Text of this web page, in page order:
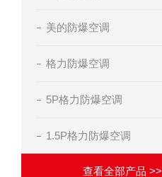
美的防爆空调
格力防爆空调
5P格力防爆空调
1.5P格力防爆空调
查看全部产品 >>